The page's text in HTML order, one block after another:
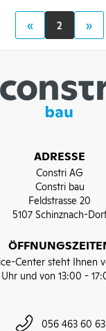
« 2 »
ADRESSE
Constri AG
Constri bau
Feldstrasse 20
5107 Schinznach-
Center steht Ihnen
und von 13:00 -
056 463 60 63